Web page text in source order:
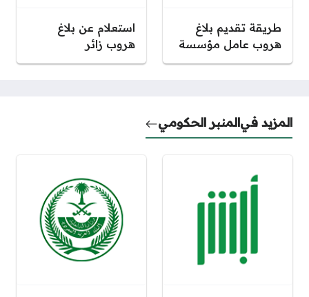
طريقة تقديم بلاغ
هروب عامل مؤسسة
استعلام عن بلاغ
هروب زائر
المزيد فيالمنبر الحكومي